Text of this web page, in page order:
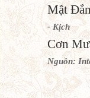
Mật
- Kịch
Cơn
Nguồn: